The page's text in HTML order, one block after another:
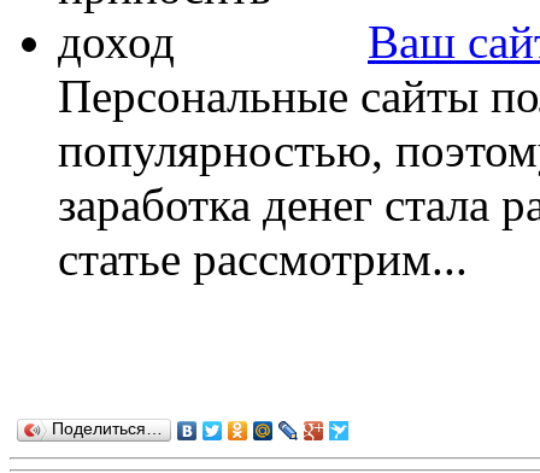
Ваш
Персональные сайты
популярностью,
заработка денег стала
статье рассмотрим...
Поделиться…